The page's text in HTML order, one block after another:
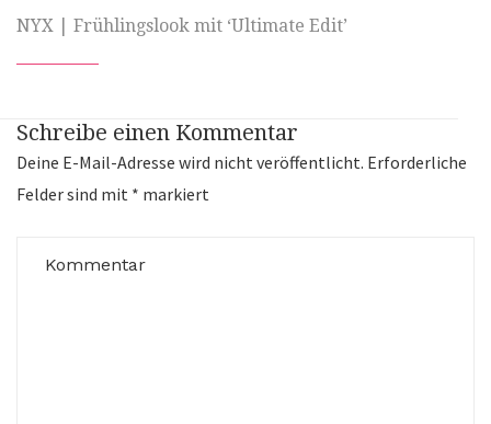
NYX | Frühlingslook mit ‘Ultimate Edit’
Schreibe einen Kommentar
Deine E-Mail-Adresse wird nicht veröffentlicht. Erforderliche
Felder sind mit * markiert